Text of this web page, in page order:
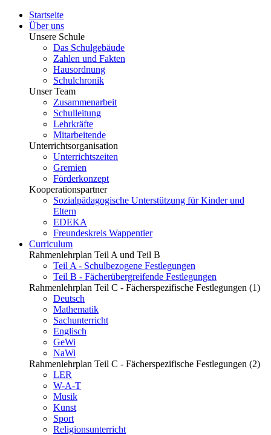
Startseite
Über uns
Unsere Schule
Das Schulgebäude
Zahlen und Fakten
Hausordnung
Schulchronik
Unser Team
Zusammenarbeit
Schulleitung
Lehrkräfte
Mitarbeitende
Unterrichtsorganisation
Unterrichtszeiten
Gremien
Förderkonzept
Kooperationspartner
Sozialpädagogische Unterstützung für Kinder und
Eltern
EDEKA
Freundeskreis Wappentier
Curriculum
Rahmenlehrplan Teil A und Teil B
Teil A - Schulbezogene Festlegungen
Teil B - Fächerübergreifende Festlegungen
Rahmenlehrplan Teil C - Fächerspezifische Festlegungen (1)
Deutsch
Mathematik
Sachunterricht
Englisch
GeWi
NaWi
Rahmenlehrplan Teil C - Fächerspezifische Festlegungen (2)
LER
W-A-T
Musik
Kunst
Sport
Religionsunterricht